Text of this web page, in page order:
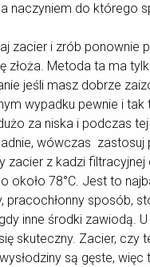
naczyniem do którego
zacier i zrób ponownie
złoża. Metoda ta ma
jeśli masz dobrze
wypadku pewnie i tak
za niska i podczas
wówczas zastosuj
zacier z kadzi filtracyjnej
około 78°C. Jest to
pracochłonny sposób,
inne środki zawiodą.
skuteczny. Zacier, czy
są gęste,